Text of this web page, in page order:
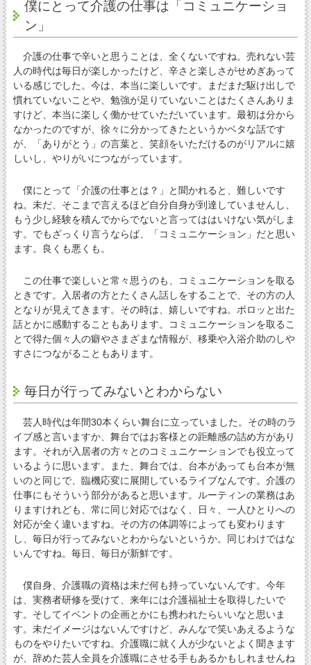
僕にとって介護の仕事は「コミュニケーショ
ン」
介護の仕事で辛いと思うことは、全くないですね。売れない芸
人の時代は毎日が楽しかったけど、辛さと楽しさがせめぎあって
いる感じでした。今は、本当に楽しいです。まだまだ駆け出しで
慣れていないことや、勉強が足りていないことはたくさんありま
すけど、本当に楽しく働かせていただいています。最初は分から
なかったのですが、徐々に分かってきたというかベタな話です
が、「ありがとう」の言葉と、笑顔をいただけるのがリアルに嬉
しいし、やりがいにつながっています。
僕にとって「介護の仕事とは？」と聞かれると、難しいです
ね。未だ、そこまで言えるほど自分自身が到達していませんし、
もう少し経験を積んでからでないと言ってははいけない気がしま
す。でもざっくり言うならば、「コミュニケーション」だと思い
ます。良くも悪くも。
この仕事で楽しいと常々思うのも、コミュニケーションを取る
ときです。入居者の方とたくさん話しをすることで、その方の人
となりが見えてきます。その時は、嬉しいですね。ポロッと出た
話とかに感動することもあります。コミュニケーションを取るこ
とで得た個々人の癖やさまざまな情報が、移乗や入浴介助のしや
すさにつながることもあります。
毎日が行ってみないとわからない
芸人時代は年間30本くらい舞台に立っていました。その時のラ
イブ感と言いますか、舞台ではお客様との距離感の詰め方があり
ます。それが入居者の方々とのコミュニケーションでも役立って
いるように思います。また、舞台では、台本があっても台本が無
いのと同じで、臨機応変に展開しているライブなんです。介護の
仕事にもそういう部分があると思います。ルーティンの業務はあ
りますけれども、常に同じ対応ではなく、日々、一人ひとりへの
対応が全く違いますね。その方の体調等によっても変わります
し、毎日が行ってみないとわからないというか。同じわけではな
いんですね。毎日、毎日が新鮮です。
僕自身、介護職の資格は未だ何も持っていないんです。今年
は、実務者研修を受けて、来年には介護福祉士を取得したいで
す。そしてイベントの企画とかにも携われたらいいなと思いま
す。未だイメージはないんですけど、みんなで笑いあえるような
ものをやりたいですね。介護職に就く人が少ないとよく聞きます
が、辞めた芸人全員を介護職にさせる手もあるかもしれませんね